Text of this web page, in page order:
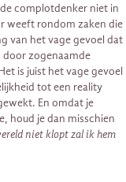
complotdenker niet in
weeft rondom zaken die
van het vage gevoel dat
door zogenaamde
is juist het vage gevoel
tot een reality
En omdat je
houd je dan misschien
niet klopt zal ik hem